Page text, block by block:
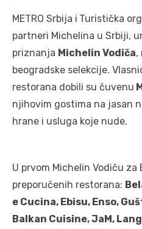
METRO Srbija i Turistička
partneri Michelina u Srbiji,
priznanja Michelin Vodiča,
beogradske selekcije.
restorana dobili su čuvenu
njihovim gostima na jasan
hrane i usluga koje nude.
U prvom Michelin Vodiču za
preporučenih restorana:
e Cucina, Ebisu, Enso,
Balkan Cuisine, JaM,